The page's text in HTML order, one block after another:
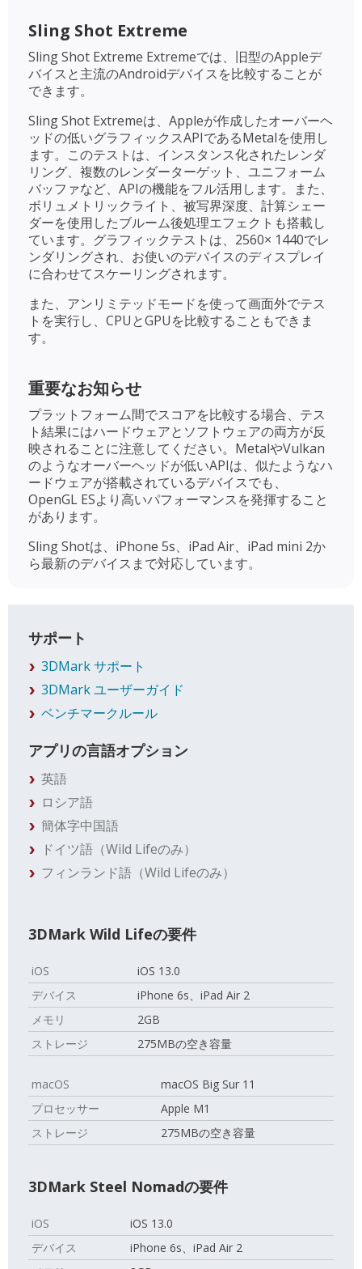
Sling Shot Extreme
Sling Shot Extreme Extremeでは、旧型のAppleデ
バイスと主流のAndroidデバイスを比較することが
できます。
Sling Shot Extremeは、Appleが作成したオーバーヘ
ッドの低いグラフィックスAPIであるMetalを使用し
ます。このテストは、インスタンス化されたレンダ
リング、複数のレンダーターゲット、ユニフォーム
バッファなど、APIの機能をフル活用します。また、
ボリュメトリックライト、被写界深度、計算シェー
ダーを使用したブルーム後処理エフェクトも搭載し
ています。グラフィックテストは、2560× 1440でレ
ンダリングされ、お使いのデバイスのディスプレイ
に合わせてスケーリングされます。
また、アンリミテッドモードを使って画面外でテス
トを実行し、CPUとGPUを比較することもできま
す。
重要なお知らせ
プラットフォーム間でスコアを比較する場合、テス
ト結果にはハードウェアとソフトウェアの両方が反
映されることに注意してください。MetalやVulkan
のようなオーバーヘッドが低いAPIは、似たようなハ
ードウェアが搭載されているデバイスでも、
OpenGL ESより高いパフォーマンスを発揮すること
があります。
Sling Shotは、iPhone 5s、iPad Air、iPad mini 2か
ら最新のデバイスまで対応しています。
サポート
3DMark サポート
3DMark ユーザーガイド
ベンチマークルール
アプリの言語オプション
英語
ロシア語
簡体字中国語
ドイツ語（Wild Lifeのみ）
フィンランド語（Wild Lifeのみ）
3DMark Wild Lifeの要件
iOS
iOS 13.0
デバイス
iPhone 6s、iPad Air 2
メモリ
2GB
ストレージ
275MBの空き容量
macOS
macOS Big Sur 11
プロセッサー
Apple M1
ストレージ
275MBの空き容量
3DMark Steel Nomadの要件
iOS
iOS 13.0
デバイス
iPhone 6s、iPad Air 2